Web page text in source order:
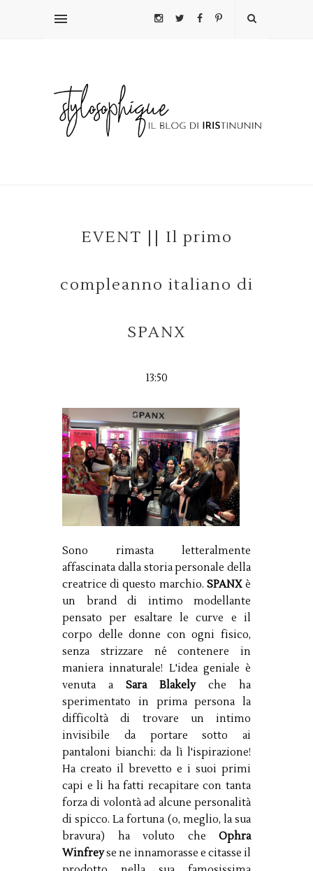
EVENT || Il primo
compleanno italiano di
SPANX
13:50
Sono rimasta letteralmente
affascinata dalla storia personale della
creatrice di questo marchio. SPANXè
un brand di intimo modellante
pensato per esaltare le curve e il
corpo delle donne con ogni fisico,
senza strizzare né contenere in
maniera innaturale! L'idea geniale è
venuta a Sara Blakely che ha
sperimentato in prima persona la
difficoltà di trovare un intimo
invisibile da portare sotto ai
pantaloni bianchi: da lì l'ispirazione!
Ha creato il brevetto e i suoi primi
capi e li ha fatti recapitare con tanta
forza di volontà ad alcune personalità
di spicco. La fortuna (o, meglio, la sua
bravura) ha voluto che Ophra
Winfreyse ne innamorasse e citasse il